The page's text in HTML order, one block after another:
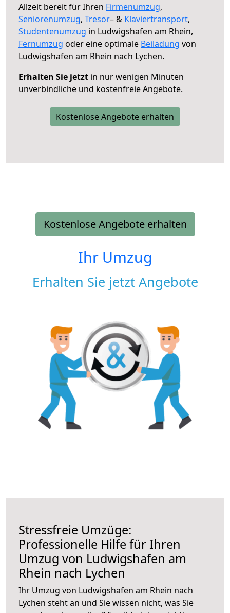
Allzeit bereit für Ihren Firmenumzug,
Seniorenumzug, Tresor– & Klaviertransport,
Studentenumzug in Ludwigshafen am Rhein,
Fernumzug oder eine optimale Beiladung von
Ludwigshafen am Rhein nach Lychen.
Erhalten Sie jetzt in nur wenigen Minuten
unverbindliche und kostenfreie Angebote.
Kostenlose Angebote erhalten
Kostenlose Angebote erhalten
Ihr Umzug
Erhalten Sie jetzt Angebote
Stressfreie Umzüge:
Professionelle Hilfe für Ihren
Umzug von Ludwigshafen am
Rhein nach Lychen
Ihr Umzug von Ludwigshafen am Rhein nach
Lychen steht an und Sie wissen nicht, was Sie